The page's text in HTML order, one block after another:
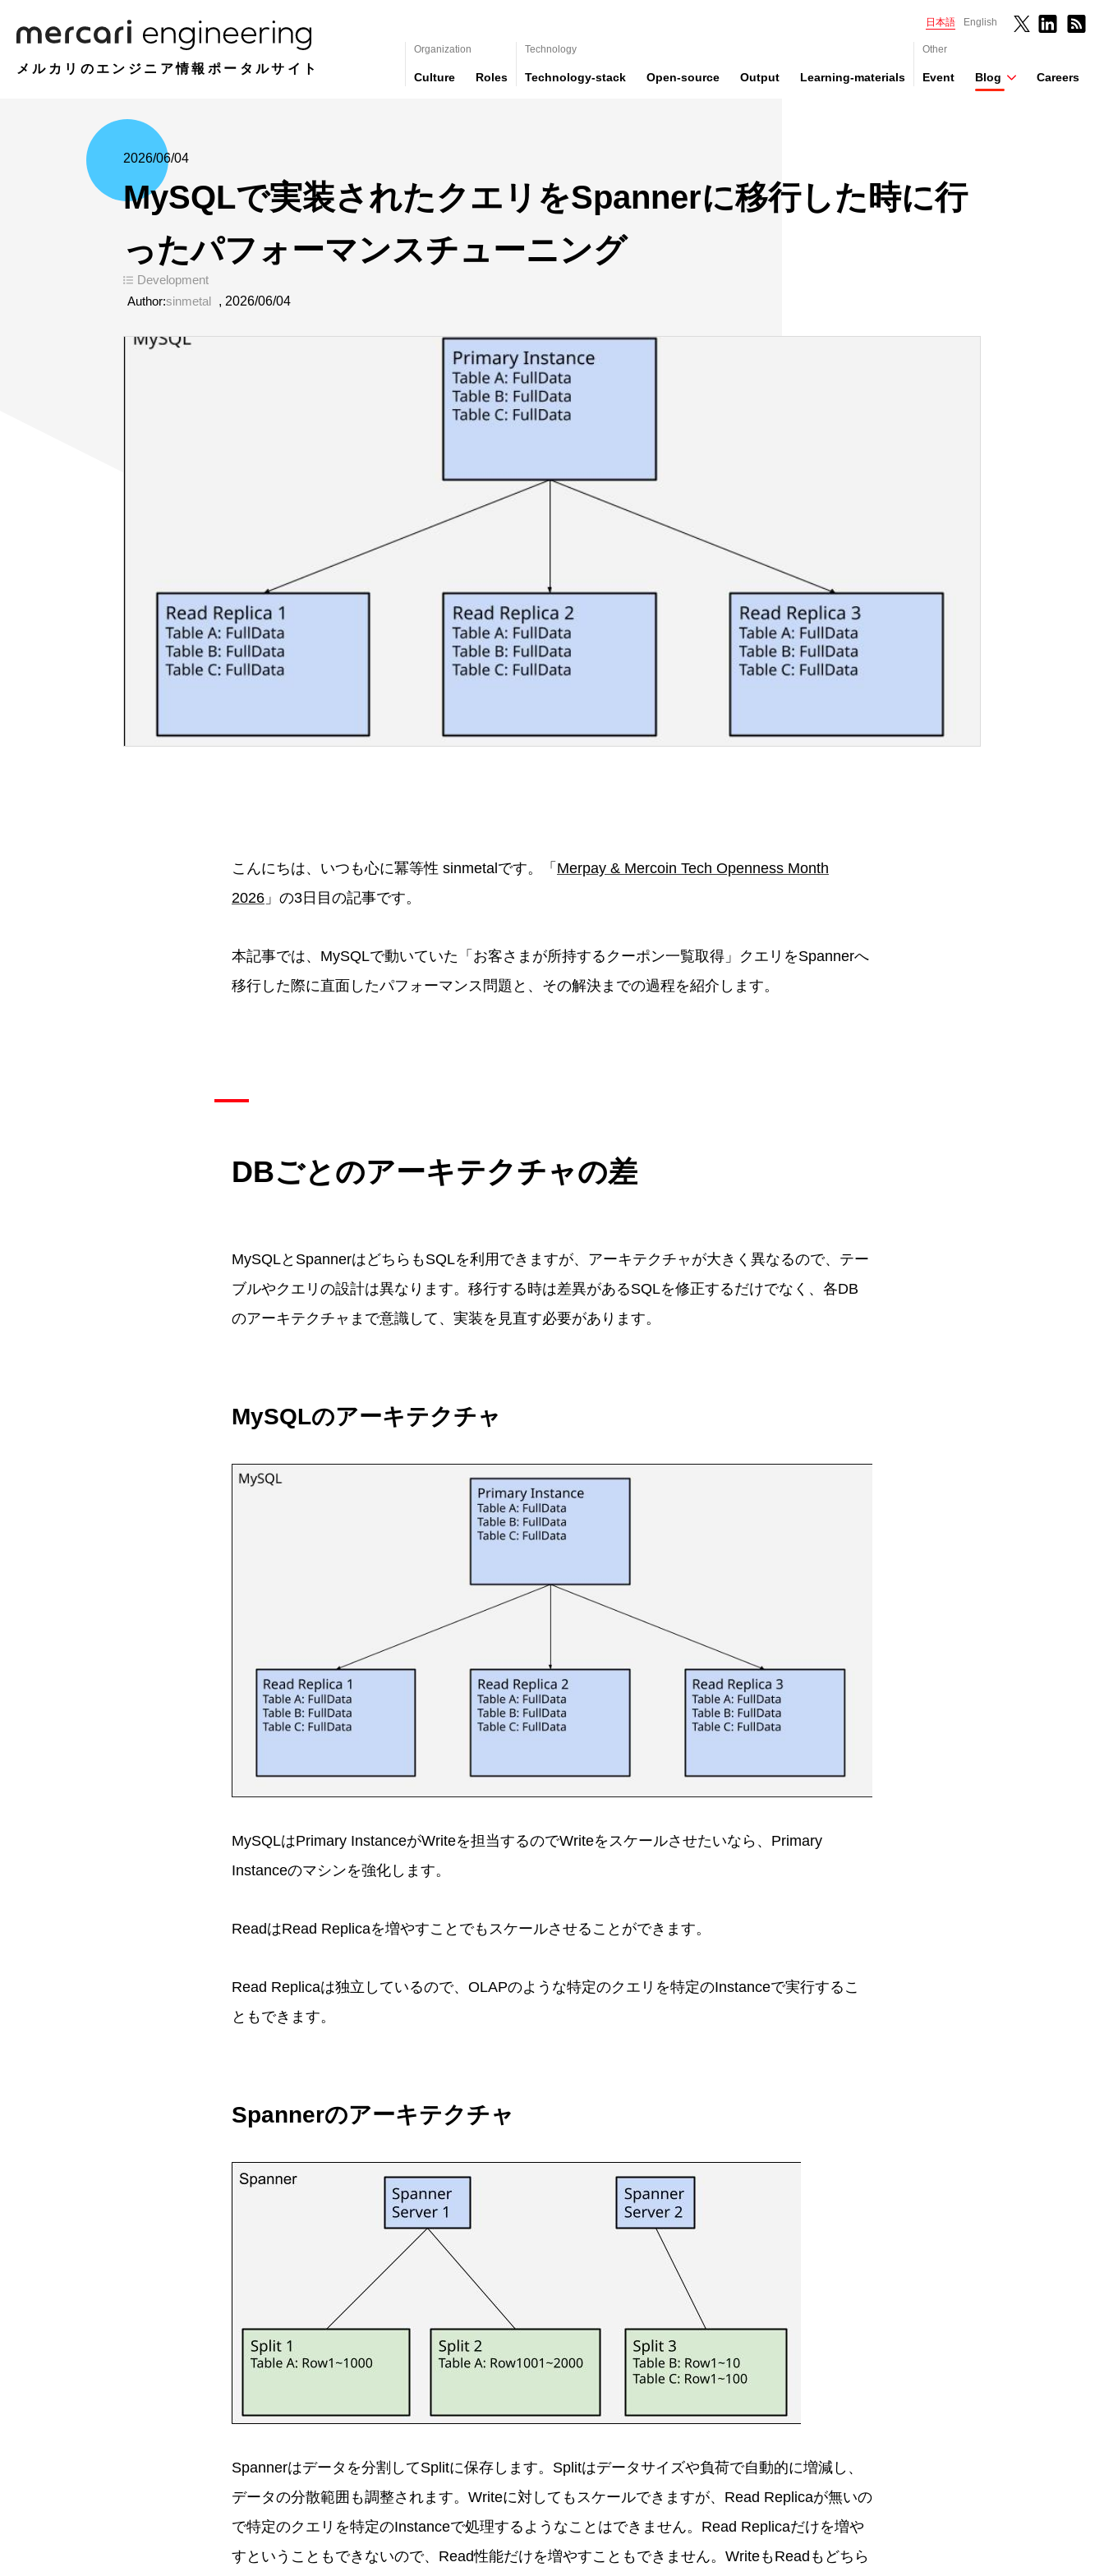
メルカリのエンジニア情報ポータルサイト
日本語 English
Organization
Culture Roles
Technology
Technology-stack Open-source Output Learning-materials
Other
Event Blog Careers
2026/06/04
MySQLで実装されたクエリをSpannerに移行した時に行
ったパフォーマンスチューニング
Development
Author:sinmetal , 2026/06/04
こんにちは、いつも心に冪等性 sinmetalです。「 Merpay & Mercoin Tech Openness Month
2026 」の3日目の記事です。
本記事では、MySQLで動いていた「お客さまが所持するクーポン一覧取得」クエリをSpannerへ
移行した際に直面したパフォーマンス問題と、その解決までの過程を紹介します。
DBごとのアーキテクチャの差
MySQLとSpannerはどちらもSQLを利用できますが、アーキテクチャが大きく異なるので、テー
ブルやクエリの設計は異なります。移行する時は差異があるSQLを修正するだけでなく、各DB
のアーキテクチャまで意識して、実装を見直す必要があります。
MySQLのアーキテクチャ
MySQLはPrimary InstanceがWriteを担当するのでWriteをスケールさせたいなら、Primary
Instanceのマシンを強化します。
ReadはRead Replicaを増やすことでもスケールさせることができます。
Read Replicaは独立しているので、OLAPのような特定のクエリを特定のInstanceで実行するこ
ともできます。
Spannerのアーキテクチャ
Spannerはデータを分割してSplitに保存します。Splitはデータサイズや負荷で自動的に増減し、
データの分散範囲も調整されます。Writeに対してもスケールできますが、Read Replicaが無いの
で特定のクエリを特定のInstanceで処理するようなことはできません。Read Replicaだけを増や
すということもできないので、Read性能だけを増やすこともできません。WriteもReadもどちら